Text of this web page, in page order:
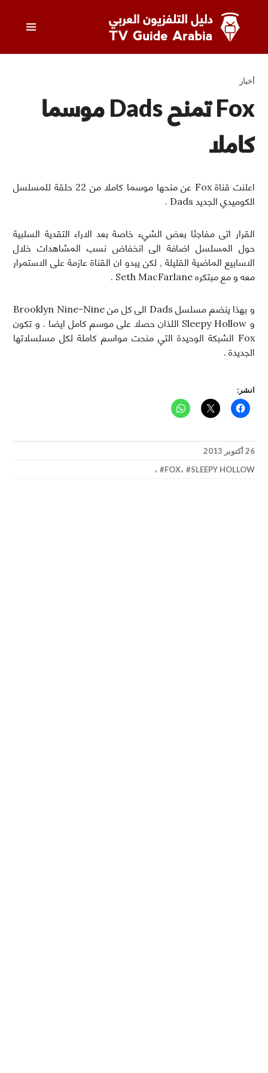
المحتوى
دليل التلفزيون العربي
أخبار
Fox تمنح Dads موسما
كاملا
اعلنت قناة Fox عن منحها موسما كاملا من 22 حلقة للمسلسل
الكوميدي الجديد Dads .
القرار اتى مفاجئا بعض الشيء خاصة بعد الاراء التقدية السلبية
حول المسلسل اضافة الى انخفاض نسب المشاهدات خلال
الاسابيع الماضية القليلة , لكن يبدو ان القناة عازمة على الاستمرار
معه و مع مبتكره Seth MacFarlane .
و بهذا ينضم مسلسل Dads الى كل من Brooklyn Nine-Nine
و Sleepy Hollow اللذان حصلا على موسم كامل ايضا . و تكون
Fox الشبكة الوحيدة التي منحت مواسم كاملة لكل مسلسلاتها
الجديدة .
انشر:
26 أكتوبر 2013
،
FOX، SLEEPY HOLLOW